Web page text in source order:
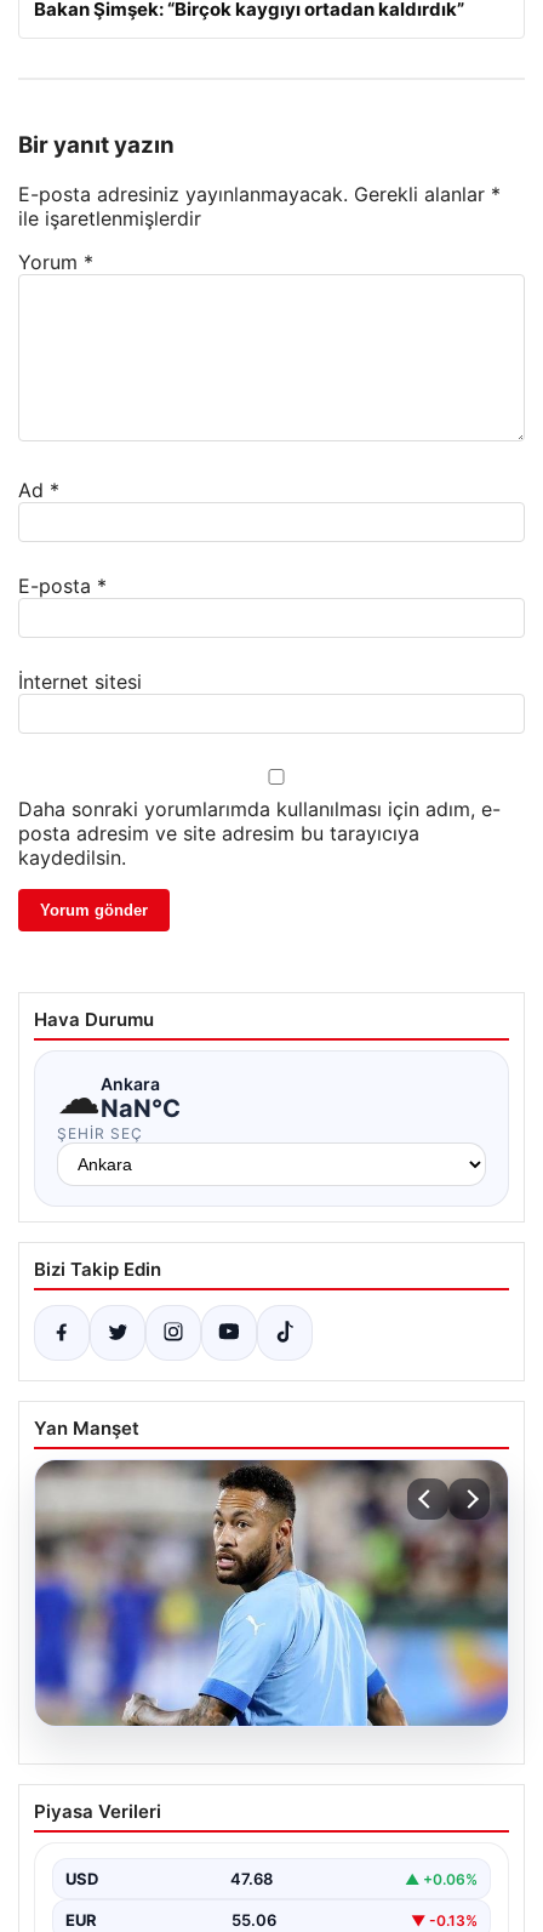
Bakan Şimşek: “Birçok kaygıyı ortadan kaldırdık”
Bir yanıt yazın
E-posta adresiniz yayınlanmayacak. Gerekli alanlar *
ile işaretlenmişlerdir
Yorum *
Ad *
E-posta *
İnternet sitesi
Daha sonraki yorumlarımda kullanılması için adım, e-
posta adresim ve site adresim bu tarayıcıya
kaydedilsin.
Hava Durumu
☁Ankara
NaN°C
ŞEHIR SEÇ
Bizi Takip Edin
Yan Manşet
05.08.2026
Kılıçdaroğlu: Hesap sormaktan da
vermekten de çekinmeyiz
de çekinmeyiz”, “content”: “ Cumhuriyet Halk Partisi
(CHP)…
Piyasa Verileri
USD 47.68 ▲ +0.06%
EUR 55.06 ▼ -0.13%